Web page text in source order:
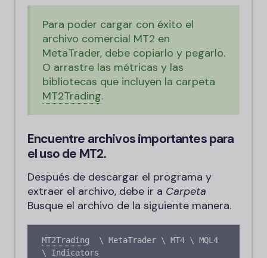
Para poder cargar con éxito el
archivo comercial MT2 en
MetaTrader, debe copiarlo y pegarlo.
O arrastre las métricas y las
bibliotecas que incluyen la carpeta
MT2Trading.
Encuentre archivos importantes para
el uso de MT2.
Después de descargar el programa y
extraer el archivo, debe ir a Carpeta
Busque el archivo de la siguiente manera.
MT2Trading
\ MetaTrader \ MT4 \ MQL4
\ Indicators